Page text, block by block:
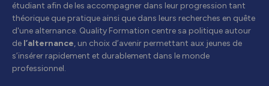
étudiant afin de les accompagner dans leur progression tant
théorique que pratique ainsi que dans leurs recherches en quête
d'une alternance. Quality Formation centre sa politique autour
de l’alternance, un choix d’avenir permettant aux jeunes de
s’insérer rapidement et durablement dans le monde
professionnel.